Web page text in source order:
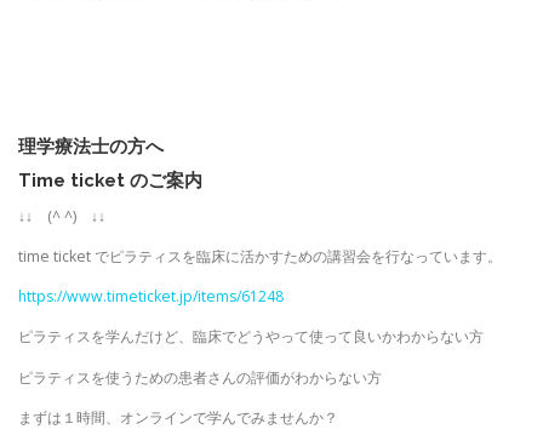
理学療法士の方へ
Time ticket のご案内
↓↓ (^ ^) ↓↓
time ticket でピラティスを臨床に活かすための講習会を行なっています。
https://www.timeticket.jp/items/61248
ピラティスを学んだけど、臨床でどうやって使って良いかわからない方
ピラティスを使うための患者さんの評価がわからない方
まずは１時間、オンラインで学んでみませんか？